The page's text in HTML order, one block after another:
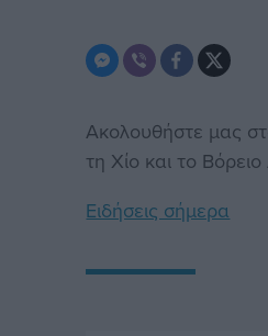
Ακολουθήστε μας
τη Χίο και το Βόρειο
Ειδήσεις σήμερα